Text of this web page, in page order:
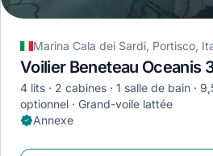
Marina Cala dei Sardi, Portisco,
Voilier Beneteau Oceanis
4 lits 2 cabines 1 salle de bain
optionnel
Grand-voile lattée
Annexe